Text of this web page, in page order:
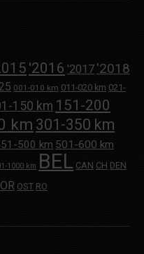
'2016 '2017 '2018
001-010 km 011-020 km 021-
150 km 151-200
km 301-350 km
500 km 501-600 km
1000 km BEL CAN CH DEN
OST RO